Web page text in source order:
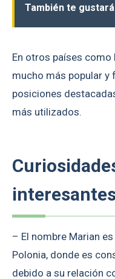
También te
En otros países como
mucho más popular y
posiciones
más utilizados.
– El nombre Marian
Polonia, donde es
debido a su relación